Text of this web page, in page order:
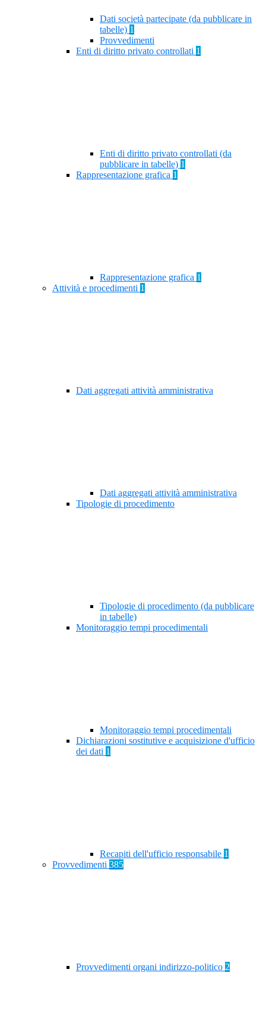
Dati società partecipate (da pubblicare in
tabelle) 1
Provvedimenti
Enti di diritto privato controllati 1
Enti di diritto privato controllati (da
pubblicare in tabelle) 1
Rappresentazione grafica 1
Rappresentazione grafica 1
Attività e procedimenti 1
Dati aggregati attività amministrativa
Dati aggregati attività amministrativa
Tipologie di procedimento
Tipologie di procedimento (da pubblicare
in tabelle)
Monitoraggio tempi procedimentali
Monitoraggio tempi procedimentali
Dichiarazioni sostitutive e acquisizione d'ufficio
dei dati 1
Recapiti dell'ufficio responsabile 1
Provvedimenti 385
Provvedimenti organi indirizzo-politico 2